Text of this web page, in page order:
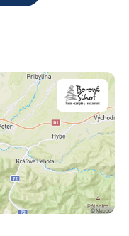
svadieb,
s
akcií a hier.
Sihote –
pokoj liptovskej
Interiér je
drevených